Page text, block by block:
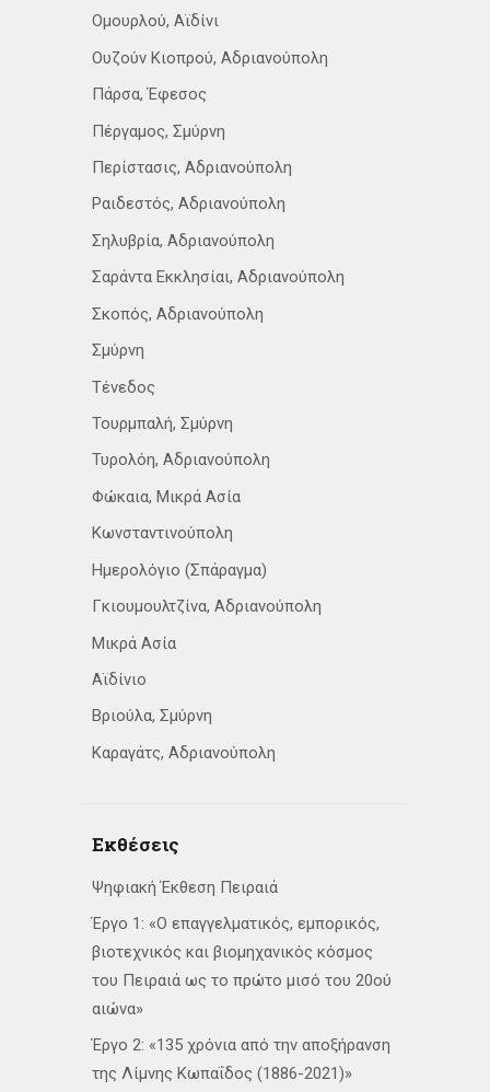
Ομουρλού, Αϊδίνι
Ουζούν Κιοπρού, Αδριανούπολη
Πάρσα, Έφεσος
Πέργαμος, Σμύρνη
Περίστασις, Αδριανούπολη
Ραιδεστός, Αδριανούπολη
Σηλυβρία, Αδριανούπολη
Σαράντα Εκκλησίαι, Αδριανούπολη
Σκοπός, Αδριανούπολη
Σμύρνη
Τένεδος
Τουρμπαλή, Σμύρνη
Τυρολόη, Αδριανούπολη
Φώκαια, Μικρά Ασία
Κωνσταντινούπολη
Ημερολόγιο (Σπάραγμα)
Γκιουμουλτζίνα, Αδριανούπολη
Μικρά Ασία
Αϊδίνιο
Βριούλα, Σμύρνη
Καραγάτς, Αδριανούπολη
Εκθέσεις
Ψηφιακή Έκθεση Πειραιά
Έργο 1: «Ο επαγγελματικός, εμπορικός,
βιοτεχνικός και βιομηχανικός κόσμος
του Πειραιά ως το πρώτο μισό του 20ού
αιώνα»
Έργο 2: «135 χρόνια από την αποξήρανση
της Λίμνης Κωπαΐδος (1886-2021)»